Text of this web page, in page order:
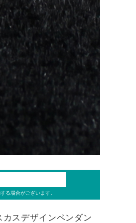
スデザインペンダン